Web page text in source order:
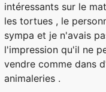
intéressants sur le
les tortues , le
sympa et je n'avais
l'impression qu'il ne
vendre comme dans
animaleries .